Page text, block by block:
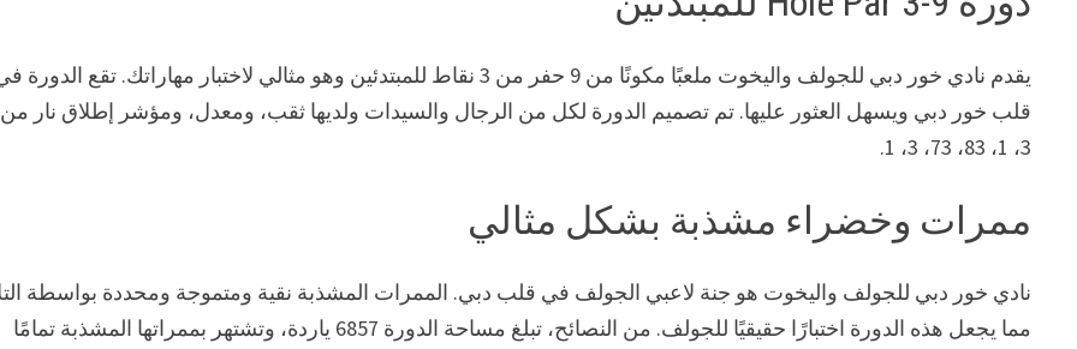
يقدم نادي خور دبي للجولف واليخوت ملعبًا مكونًا من 9 حفر من 3 نقاط للمبتدئين وهو مثالي لاختبار مهاراتك. تقع الدورة
3، 1، 83، 73، 3، 1.
ممرات وخضراء مشذبة بشكل مثالي
نادي خور دبي للجولف واليخوت هو جنة لاعبي الجولف في قلب دبي. الممرات المشذبة نقية ومتموجة ومحددة بواسطة
مما يجعل هذه الدورة اختبارًا حقيقيًا للجولف. من النصائح، تبلغ مساحة الدورة 6857 ياردة، وتشتهر بممراتها المشذبة تمامًا